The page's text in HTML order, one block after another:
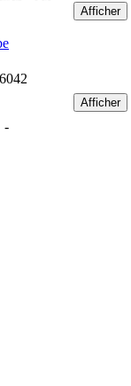
Afficher
-
Afficher